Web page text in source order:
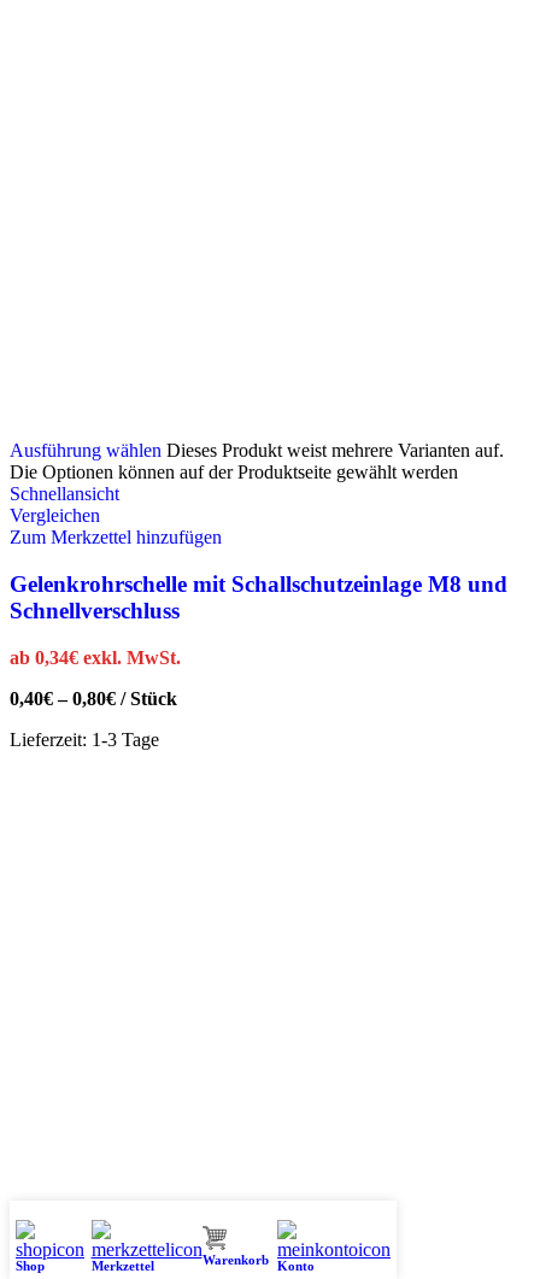
Ausführung wählen Dieses Produkt weist mehrere Varianten auf.
Die Optionen können auf der Produktseite gewählt werden
Schnellansicht
Vergleichen
Zum Merkzettel hinzufügen
Gelenkrohrschelle mit Schallschutzeinlage M8 und
Schnellverschluss
ab 0,34€ exkl. MwSt.
0,40€–0,80€ /Stück
Lieferzeit: 1-3 Tage
Shop Merkzettel Warenkorb Konto